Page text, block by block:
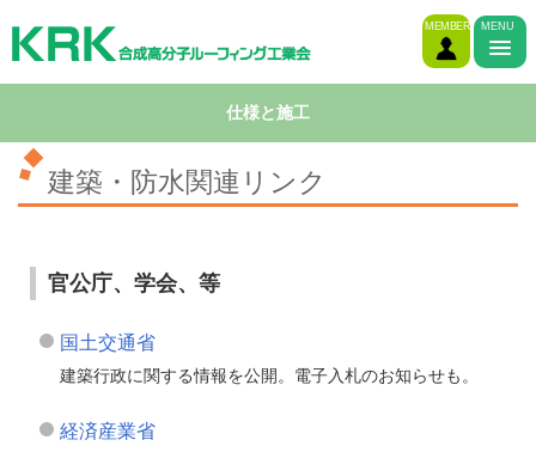
MENU
MEMBER
仕様と施工
建築・防水関連リンク
官公庁、学会、等
国土交通省
建築行政に関する情報を公開。電子入札のお知らせも。
経済産業省